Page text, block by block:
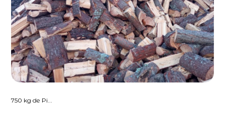
750 kg de Pi...